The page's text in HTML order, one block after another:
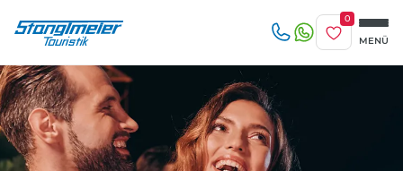
0
MENÜ
Merkliste
Reise/n auf deiner Merkliste
Keine Reisen auf der Merkliste
Zuletzt angesehen
beliebig 1-3 Tage 4-7 Tage
8 Tage und mehr
Erwachsene
Kinder